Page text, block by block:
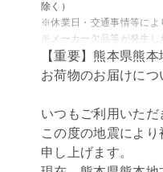
除く）
※休業日・交通事情等によ
※メーカー欠品等が発生し
【重要】熊本県熊
お荷物のお届けにつ
いつもご利用いただ
この度の地震によ
申し上げます。